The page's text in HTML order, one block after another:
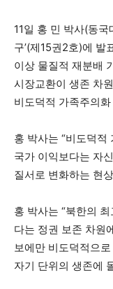
11일 홍 민 박사(동
구’(제15권2호)에 발
이상 물질적 재분배
시장교환이 생존 차
비도덕적 가족주의
홍 박사는 “비도덕
국가 이익보다는 자
질서로 변화하는 현
홍 박사는 “북한의
다는 정권 보존 차원
보에만 비도덕적으
자기 단위의 생존에